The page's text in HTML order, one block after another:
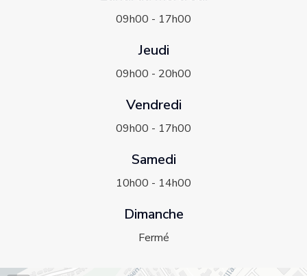
09h00 - 17h00
Jeudi
09h00 - 20h00
Vendredi
09h00 - 17h00
Samedi
10h00 - 14h00
Dimanche
Fermé